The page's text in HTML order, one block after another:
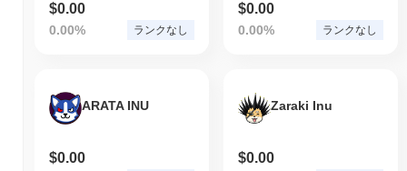
$0.00
0.00% ランクなし
$0.00
0.00% ランクなし
ARATA INU
$0.00
Zaraki Inu
$0.00